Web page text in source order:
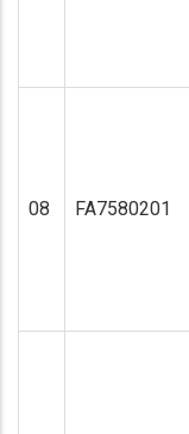
08 FA7580201